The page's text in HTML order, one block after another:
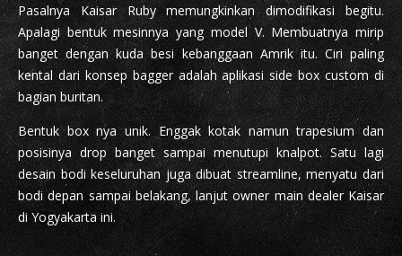
Pasalnya Kaisar Ruby memungkinkan dimodifikasi begitu.
Apalagi bentuk mesinnya yang model V. Membuatnya mirip
banget dengan kuda besi kebanggaan Amrik itu. Ciri paling
kental dari konsep bagger adalah aplikasi side box custom di
bagian buritan.
Bentuk box nya unik. Enggak kotak namun trapesium dan
posisinya drop banget sampai menutupi knalpot. Satu lagi
desain bodi keseluruhan juga dibuat streamline, menyatu dari
bodi depan sampai belakang, lanjut owner main dealer Kaisar
di Yogyakarta ini.